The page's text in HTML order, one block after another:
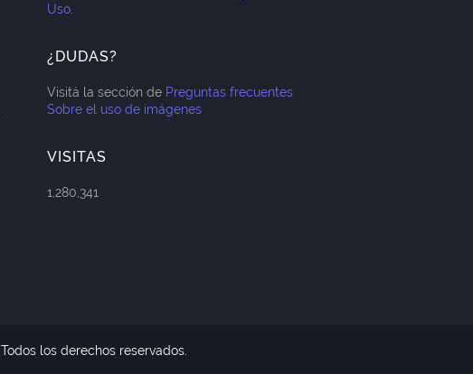
Uso
¿DUDAS?
Visitá la sección de Preguntas frecuentes
Sobre el uso de imágenes
VISITAS
1,280,341
los derechos reservados.